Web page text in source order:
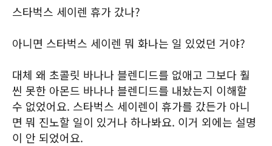
스타벅스 세이렌 휴가 갔나?
아니면 스타벅스 세이렌 뭐 화나는 일 있었던 거야?
대체 왜 초콜릿 바나나 블렌디드를 없애고 그보다 훨
씬 못한 아몬드 바나나 블렌디드를 내놨는지 이해할
수 없었어요. 스타벅스 세이렌이 휴가를 갔든가 아니
면 뭐 진노할 일이 있거나 하나봐요. 이거 외에는 설명
이 안 되었어요.